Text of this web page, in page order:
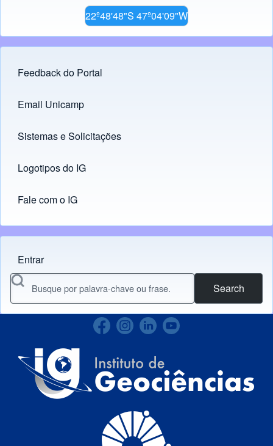
22º48'48"S 47º04'09"W
Footer menu
Feedback do Portal
Links
Email Unicamp
(opens in new tab)
Sistemas e Solicitações
(opens in new tab)
Logotipos do IG
(opens in new tab)
Fale com o IG
Menu do usuário
Entrar
Search